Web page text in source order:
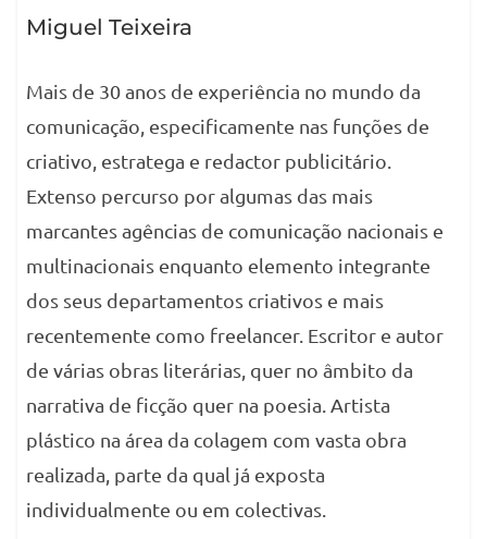
Miguel Teixeira
Mais de 30 anos de experiência no mundo da
comunicação, especificamente nas funções de
criativo, estratega e redactor publicitário.
Extenso percurso por algumas das mais
marcantes agências de comunicação nacionais e
multinacionais enquanto elemento integrante
dos seus departamentos criativos e mais
recentemente como freelancer. Escritor e autor
de várias obras literárias, quer no âmbito da
narrativa de ficção quer na poesia. Artista
plástico na área da colagem com vasta obra
realizada, parte da qual já exposta
individualmente ou em colectivas.